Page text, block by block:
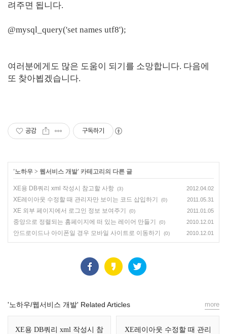
려주면 됩니다.
@mysql_query('set names utf8');
여러분에게도 많은 도움이 되기를 소망합니다. 다음에
또 찾아뵙겠습니다.
공감 구독하기
'노하우 > 웹서비스 개발' 카테고리의 다른 글
XE용 DB쿼리 xml 작성시 참고할 사항 (3) 2012.04.02
XE레이아웃 수정할 때 관리자만 보이는 코드 삽입하기 (0) 2011.05.31
XE 외부 페이지에서 로그인 정보 보여주기 (0) 2011.01.05
중앙으로 정렬되는 홈페이지에 떠 있는 레이어 만들기 (0) 2010.12.01
안드로이드나 아이폰일 경우 모바일 사이트로 이동하기 (0) 2010.12.01
'노하우/웹서비스 개발' Related Articles
XE용 DB쿼리 xml 작성시 참
XE레이아웃 수정할 때 관리
more